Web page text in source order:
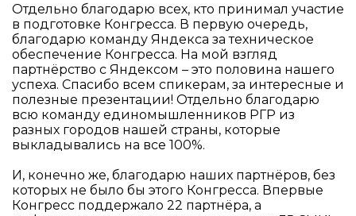
Отдельно благодарю всех, кто принимал участие
в подготовке Конгресса. В первую очередь,
благодарю команду Яндекса за техническое
обеспечение Конгресса. На мой взгляд
партнёрство с Яндексом – это половина нашего
успеха. Спасибо всем спикерам, за интересные и
полезные презентации! Отдельно благодарю
всю команду единомышленников РГР из
разных городов нашей страны, которые
выкладывались на все 100%.
И, конечно же, благодарю наших партнёров, без
которых не было бы этого Конгресса. Впервые
Конгресс поддержало 22 партнёра, а